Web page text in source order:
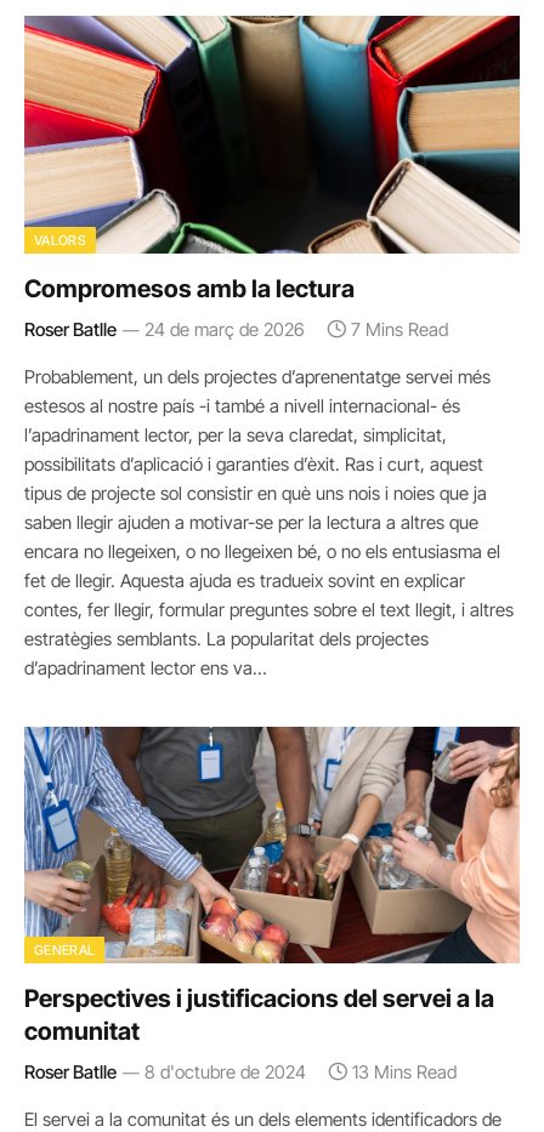
VALORS
Compromesos amb la lectura
Roser Batlle 24 de març de 2026 7 Mins Read
Probablement, un dels projectes d’aprenentatge servei més
estesos al nostre país -i també a nivell internacional- és
l’apadrinament lector, per la seva claredat, simplicitat,
possibilitats d’aplicació i garanties d’èxit. Ras i curt, aquest
tipus de projecte sol consistir en què uns nois i noies que ja
saben llegir ajuden a motivar-se per la lectura a altres que
encara no llegeixen, o no llegeixen bé, o no els entusiasma el
fet de llegir. Aquesta ajuda es tradueix sovint en explicar
contes, fer llegir, formular preguntes sobre el text llegit, i altres
estratègies semblants. La popularitat dels projectes
d’apadrinament lector ens va…
GENERAL
Perspectives i justificacions del servei a la
comunitat
Roser Batlle 8 d'octubre de 2024 13 Mins Read
El servei a la comunitat és un dels elements identificadors de